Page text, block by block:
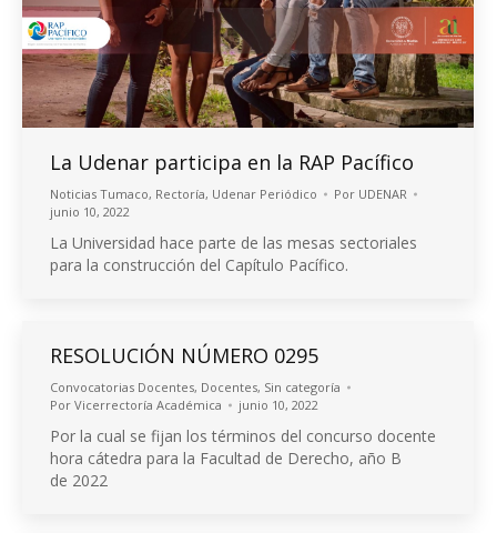
La Udenar participa en la RAP Pacífico
Noticias Tumaco, Rectoría, Udenar Periódico Por UDENAR
junio 10, 2022
La Universidad hace parte de las mesas sectoriales
para la construcción del Capítulo Pacífico.
RESOLUCIÓN NÚMERO 0295
Convocatorias Docentes, Docentes, Sin categoría
Por Vicerrectoría Académica junio 10, 2022
Por la cual se fijan los términos del concurso docente
hora cátedra para la Facultad de Derecho, año B
de 2022